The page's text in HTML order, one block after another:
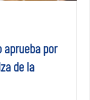
aprueba por
de la